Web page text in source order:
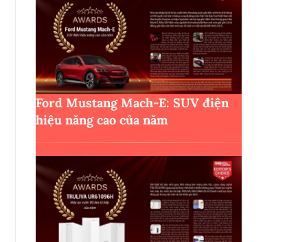
Ford Mustang Mach-E: SUV điện
hiệu năng cao của năm